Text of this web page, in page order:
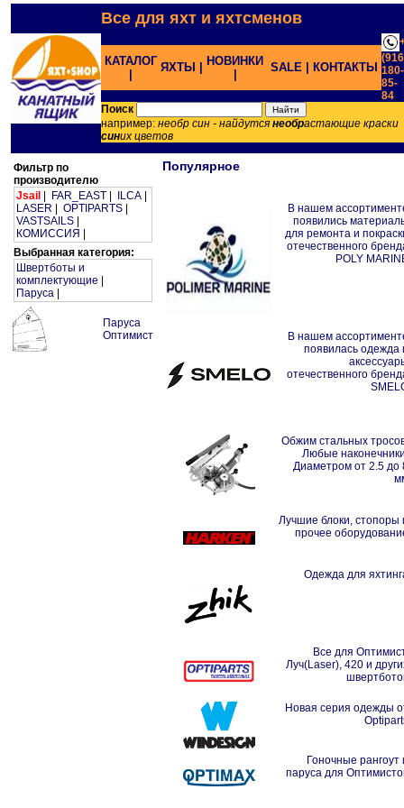
Все для яхт и яхтсменов
КАТАЛОГ ЯХТЫ |
НОВИНКИ
SALE | КОНТАКТЫ 180-
85-
84;
Поиск
например: необр син - найдутся необрастающие краски
синих цветов
Фильтр по
производителю
Jsail
FAR_EAST ILCA
LASER
OPTIPARTS
VASTSAILS
КОМИССИЯ
Выбранная категория:
Швертботы и
комплектующие
Паруса
Паруса
Оптимист
Популярное
В нашем
появились
для ремонта и
отечественного
POLY
В нашем
появилась одежда
отечественного
Обжим стальных
Любые
Диаметром от 2.5 до
Лучшие блоки, стопоры
прочее
Одежда для
Все для
Луч(Laser), 420 и
Новая серия одежды
Гоночные рангоут
паруса для